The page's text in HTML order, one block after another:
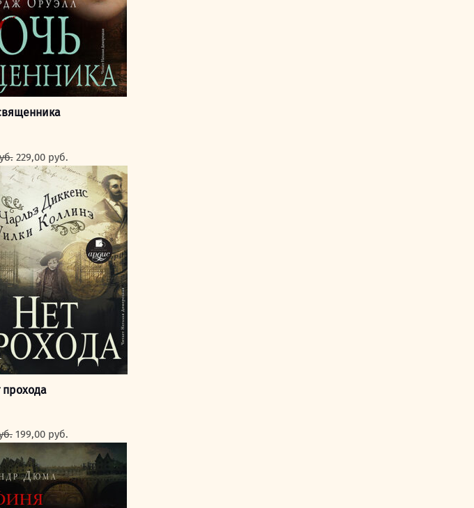
Первоначальная
цена
составляла
269,00 руб..
229,00 руб.
цена:
229,00 руб..
прохода
Первоначальная
цена
составляла
249,00 руб..
199,00 руб.
цена:
199,00 руб..